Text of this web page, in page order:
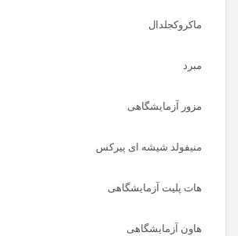
ماکروکجلدال
مبرد
مزور آزمایشگاهی
منیفولد شیشه ای پیرکس
هات پلیت آزمایشگاهی
هاون آزمایشگاهی